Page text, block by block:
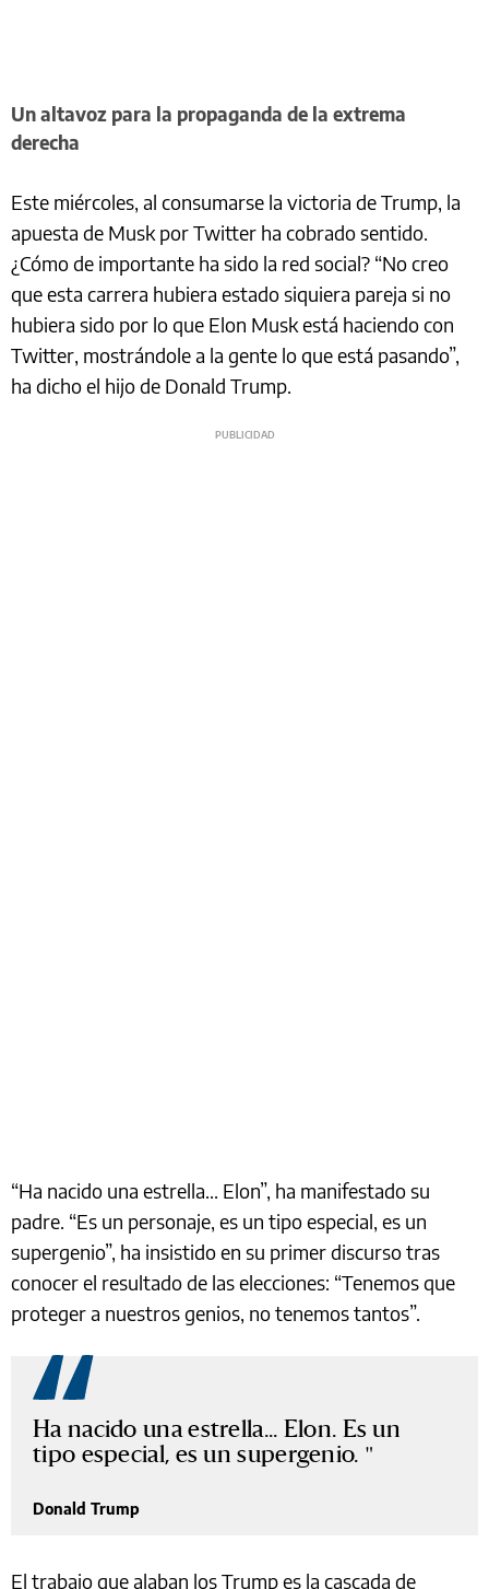
Un altavoz para la propaganda de la extrema
derecha
Este miércoles, al consumarse la victoria de Trump, la
apuesta de Musk por Twitter ha cobrado sentido.
¿Cómo de importante ha sido la red social? “No creo
que esta carrera hubiera estado siquiera pareja si no
hubiera sido por lo que Elon Musk está haciendo con
Twitter, mostrándole a la gente lo que está pasando”,
ha dicho el hijo de Donald Trump.
“Ha nacido una estrella... Elon”, ha manifestado su
padre. “Es un personaje, es un tipo especial, es un
supergenio”, ha insistido en su primer discurso tras
conocer el resultado de las elecciones: “Tenemos que
proteger a nuestros genios, no tenemos tantos”.
Ha nacido una estrella... Elon. Es un
tipo especial, es un supergenio.
Donald Trump
El trabajo que alaban los Trump es la cascada de